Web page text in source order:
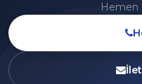
Hemen